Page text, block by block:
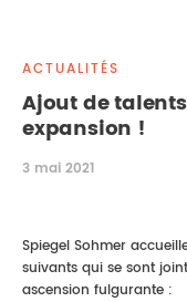
PROPRIÉTÉ
DROIT DE LA FAMILLE
ACTUALITÉS
Ajout de
expansion !
3 mai 2021
Spiegel Sohmer
suivants qui se sont
ascension fulgurante :